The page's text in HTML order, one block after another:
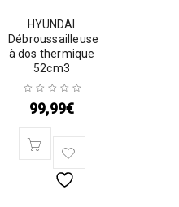
HYUNDAI
Débroussailleuse
à dos thermique
52cm3
99,99€